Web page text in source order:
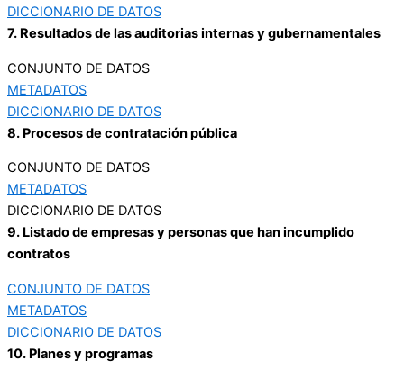
DICCIONARIO DE DATOS
7. Resultados de las auditorias internas y gubernamentales
CONJUNTO DE DATOS
METADATOS
DICCIONARIO DE DATOS
8. Procesos de contratación pública
CONJUNTO DE DATOS
METADATOS
DICCIONARIO DE DATOS
9. Listado de empresas y personas que han incumplido
contratos
CONJUNTO DE DATOS
METADATOS
DICCIONARIO DE DATOS
10. Planes y programas